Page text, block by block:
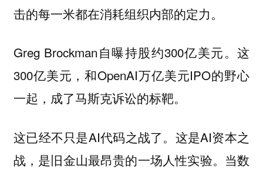
击的每一米都在消耗组织内部的定力。
Greg Brockman自曝持股约300亿美元。这
300亿美元，和OpenAI万亿美元IPO的野心
一起，成了马斯克诉讼的标靶。
这已经不只是AI代码之战了。这是AI资本之
战，是旧金山最昂贵的一场人性实验。当数